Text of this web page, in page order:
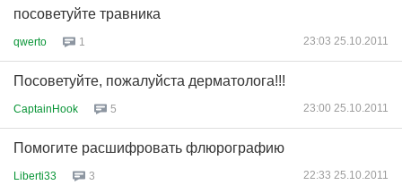
посоветуйте травника
qwerto 1 23:03 25.10.2011
Посоветуйте, пожалуйста дерматолога!!!
CaptainHook 5 23:00 25.10.2011
Помогите расшифровать флюрографию
Liberti33 3 22:33 25.10.2011